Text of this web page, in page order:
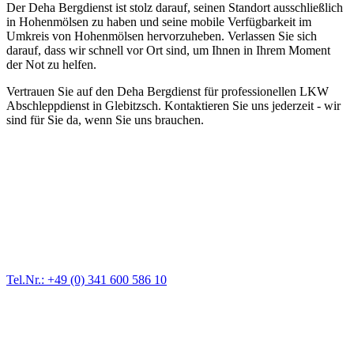
Der Deha Bergdienst ist stolz darauf, seinen Standort ausschließlich
in Hohenmölsen zu haben und seine mobile Verfügbarkeit im
Umkreis von Hohenmölsen hervorzuheben. Verlassen Sie sich
darauf, dass wir schnell vor Ort sind, um Ihnen in Ihrem Moment
der Not zu helfen.
Vertrauen Sie auf den Deha Bergdienst für professionellen LKW
Abschleppdienst in Glebitzsch. Kontaktieren Sie uns jederzeit - wir
sind für Sie da, wenn Sie uns brauchen.
Tel.Nr.: +49 (0) 341 600 586 10